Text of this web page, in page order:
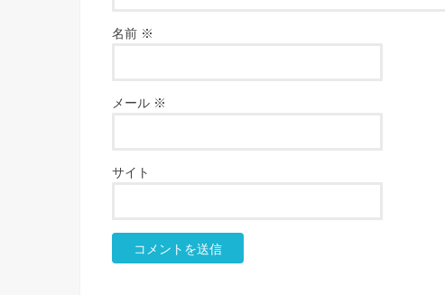
名前 ※
メール ※
サイト